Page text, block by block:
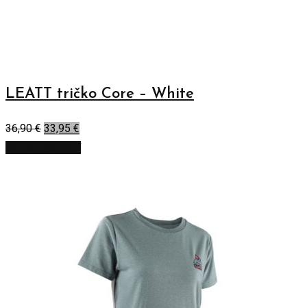
LEATT tričko Core – White
36,90€ 33,95 €